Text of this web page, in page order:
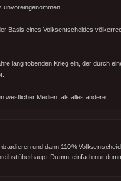
unvoreingenommen.
Basis eines Volksentscheides
lang tobenden Krieg ein, der durch
westlicher Medien, als alles andere.
und dann 110%
überhaupt. Dumm, einfach nur